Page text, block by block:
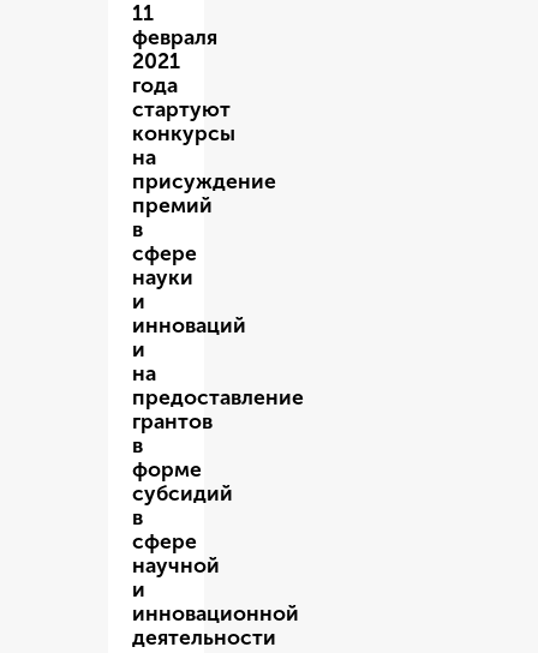
11
февраля
2021
года
стартуют
конкурсы
на
присуждение
премий
в
сфере
науки
и
инноваций
и
на
предоставление
грантов
в
форме
субсидий
в
сфере
научной
и
инновационной
деятельности